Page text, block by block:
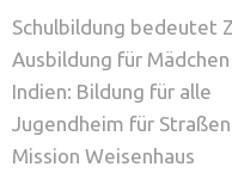
Schulbildung bedeutet
Ausbildung für
Indien: Bildung für alle
Jugendheim für
Mission Weisenhaus